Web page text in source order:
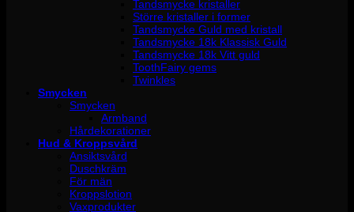
Tandsmycke kristaller
Större kristaller i former
Tandsmycke Guld med kristall
Tandsmycke 18k Klassisk Guld
Tandsmycke 18k Vitt guld
ToothFairy gems
Twinkles
Smycken
Smycken
Armband
Hårdekorationer
Hud & Kroppsvård
Ansiktsvård
Duschkräm
För män
Kroppslotion
Vaxprodukter